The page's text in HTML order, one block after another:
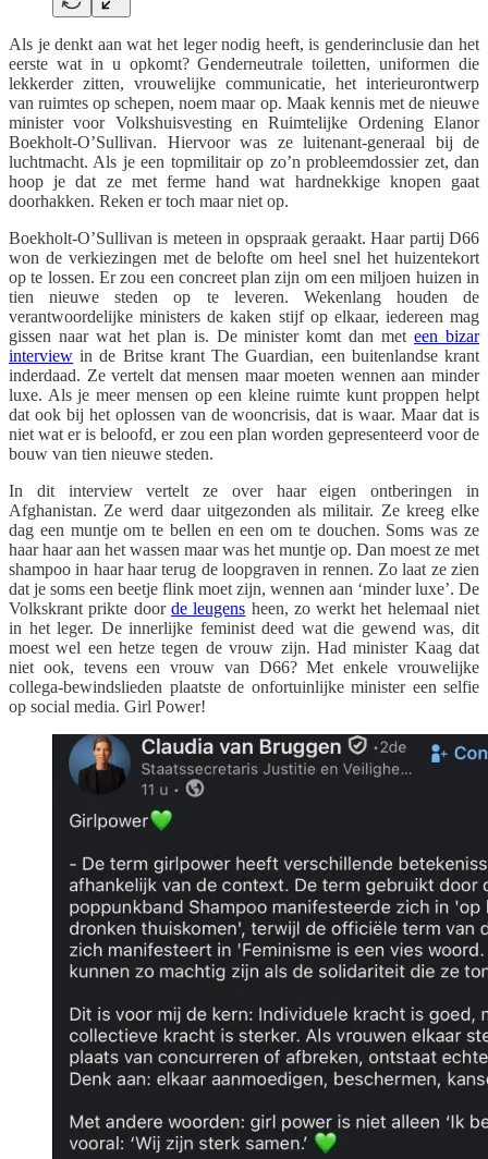
Als je denkt aan wat het leger nodig heeft, is genderinclusie dan het
eerste wat in u opkomt? Genderneutrale toiletten, uniformen die
lekkerder zitten, vrouwelijke communicatie, het interieurontwerp
van ruimtes op schepen, noem maar op. Maak kennis met de nieuwe
minister voor Volkshuisvesting en Ruimtelijke Ordening Elanor
Boekholt-O’Sullivan. Hiervoor was ze luitenant-generaal bij de
luchtmacht. Als je een topmilitair op zo’n probleemdossier zet, dan
hoop je dat ze met ferme hand wat hardnekkige knopen gaat
doorhakken. Reken er toch maar niet op.
Boekholt-O’Sullivan is meteen in opspraak geraakt. Haar partij D66
won de verkiezingen met de belofte om heel snel het huizentekort
op te lossen. Er zou een concreet plan zijn om een miljoen huizen in
tien nieuwe steden op te leveren. Wekenlang houden de
verantwoordelijke ministers de kaken stijf op elkaar, iedereen mag
gissen naar wat het plan is. De minister komt dan meteen bizar
interview in de Britse krant The Guardian, een buitenlandse krant
inderdaad. Ze vertelt dat mensen maar moeten wennen aan minder
luxe. Als je meer mensen op een kleine ruimte kunt proppen helpt
dat ook bij het oplossen van de wooncrisis, dat is waar. Maar dat is
niet wat er is beloofd, er zou een plan worden gepresenteerd voor de
bouw van tien nieuwe steden.
In dit interview vertelt ze over haar eigen ontberingen in
Afghanistan. Ze werd daar uitgezonden als militair. Ze kreeg elke
dag een muntje om te bellen en een om te douchen. Soms was ze
haar haar aan het wassen maar was het muntje op. Dan moest ze met
shampoo in haar haar terug de loopgraven in rennen. Zo laat ze zien
dat je soms een beetje flink moet zijn, wennen aan ‘minder luxe’. De
Volkskrant prikte door de leugens heen, zo werkt het helemaal niet
in het leger. De innerlijke feminist deed wat die gewend was, dit
moest wel een hetze tegen de vrouw zijn. Had minister Kaag dat
niet ook, tevens een vrouw van D66? Met enkele vrouwelijke
collega-bewindslieden plaatste de onfortuinlijke minister een selfie
op social media. Girl Power!